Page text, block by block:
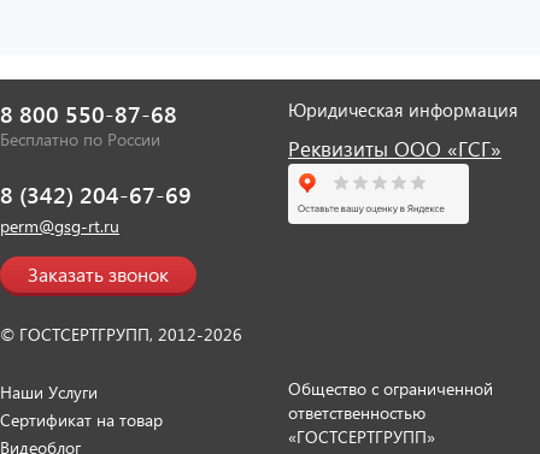
8 800 550-87-68
Бесплатно по России
8 (342) 204-67-69
perm@gsg-rt.ru
Заказать звонок
© ГОСТСЕРТГРУПП, 2012-2026
Юридическая информация
Реквизиты ООО «ГСГ»
Наши Услуги
Сертификат на товар
Видеоблог
Общество с ограниченной
ответственностью
«ГОСТСЕРТГРУПП»